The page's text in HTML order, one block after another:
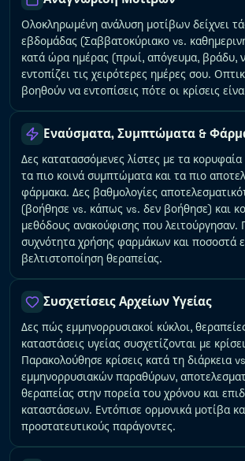
Ολοκληρωμένη ανάλυση μοτίβων δείχνει
εβδομάδας (Σαββατοκύριακο vs.
κατά ώρα ημέρας (πρωί, απόγευμα, βράδυ,
εντοπίζει τις χειρότερες ημέρες σου.
βοηθούν να εντοπίσεις πότε οι κρίσεις
Εναύσματα, Συμπτώματα &
Δες κατατασσόμενες λίστες με τα
τα πιο κοινά συμπτώματα και τα πιο
φάρμακα. Δες βαθμολογίες
(βοήθησε vs. κάπως vs. δεν βοήθησε) και
μεθόδους ανακούφισης που λειτούργησαν.
συχνότητα χρήσης φαρμάκων και ποσοστά
βελτιστοποίηση θεραπείας.
Συσχετίσεις Αρχείων Υγείας
Δες πώς εμμηνορρυσιακοί κύκλοι,
καταστάσεις υγείας συσχετίζονται με
Παρακολούθησε κρίσεις κατά τη διάρκεια
εμμηνορρυσιακών παραθύρων,
θεραπείας στην πορεία του χρόνου και
καταστάσεων. Εντόπισε ορμονικά μοτίβα
προστατευτικούς παράγοντες.